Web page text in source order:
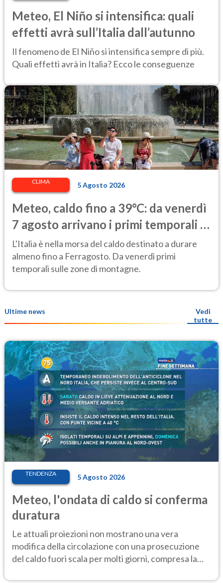
Meteo, El Niño si intensifica: quali
effetti avrà sull’Italia dall’autunno
Il fenomeno de El Niño si intensifica sempre di più.
Quali effetti avrà in Italia? Ecco le conseguenze
CLIMA 5 Agosto 2026
Meteo, caldo fino a 39°C: da venerdì
7 agosto arrivano i primi temporali e
un lieve calo delle temperature
L'Italia è nella morsa del caldo destinato a durare
almeno fino a Ferragosto. Da venerdì primi
temporali sulle zone di montagne.
Ultime news
Vedi
tutte
TENDENZA 5 Agosto 2026
Meteo, l'ondata di caldo si conferma
duratura
Le attuali proiezioni non mostrano una vera
modifica della circolazione con una prosecuzione
del caldo fuori scala per molti giorni, compresa la